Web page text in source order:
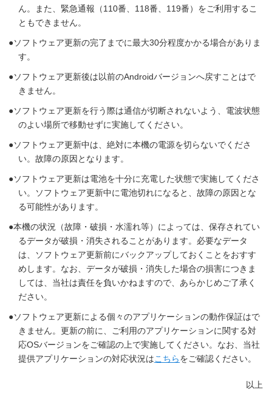
ん。また、緊急通報（110番、118番、119番）をご利用するこ
ともできません。
ソフトウェア更新の完了までに最大30分程度かかる場合がありま
す。
ソフトウェア更新後は以前のAndroidバージョンへ戻すことはで
きません。
ソフトウェア更新を行う際は通信が切断されないよう、電波状態
のよい場所で移動せずに実施してください。
ソフトウェア更新中は、絶対に本機の電源を切らないでくださ
い。故障の原因となります。
ソフトウェア更新は電池を十分に充電した状態で実施してくださ
い。ソフトウェア更新中に電池切れになると、故障の原因とな
る可能性があります。
本機の状況（故障・破損・水濡れ等）によっては、保存されてい
るデータが破損・消失されることがあります。必要なデータ
は、ソフトウェア更新前にバックアップしておくことをおすす
めします。なお、データが破損・消失した場合の損害につきま
しては、当社は責任を負いかねますので、あらかじめご了承く
ださい。
ソフトウェア更新による個々のアプリケーションの動作保証はで
きません。更新の前に、ご利用のアプリケーションに関する対
応OSバージョンをご確認の上で実施してください。なお、当社
提供アプリケーションの対応状況はこちらをご確認ください。
以上